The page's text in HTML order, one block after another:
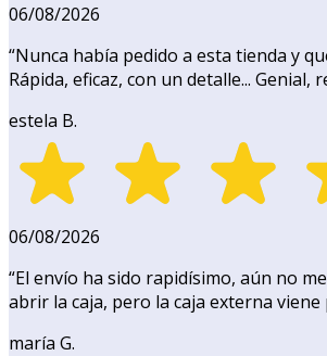
06/08/2026
“Nunca había pedido a esta tienda y
Rápida, eficaz, con un detalle... Genial,
estela B.
06/08/2026
“El envío ha sido rapidísimo, aún no
abrir la caja, pero la caja externa viene
maría G.